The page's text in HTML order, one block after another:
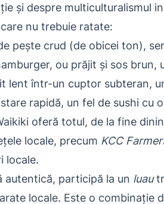
și despre multiculturalismul
nu trebuie ratate:
pește crud (de obicei ton),
ou prăjit și sos
lent într-un cuptor subteran,
rapidă, un fel de sushi cu
oferă totul, de la fine
locale, precum KCC
locale.
autentică, participă la un luau
locale. Este o combinație